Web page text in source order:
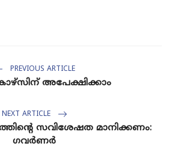
PREVIOUS ARTICLE
അപേക്ഷിക്കാം
NEXT ARTICLE
സവിശേഷത മാനിക്കണം:
ഗവർണർ